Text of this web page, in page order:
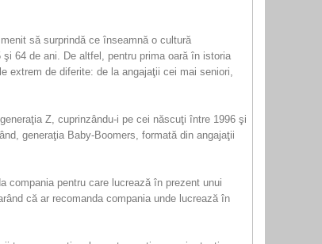
să surprindă ce înseamnă o cultură
64 de ani. De altfel, pentru prima oară în istoria
extrem de diferite: de la angajaţii cei mai seniori,
Z, cuprinzându-i pe cei născuţi între 1996 şi
generaţia Baby-Boomers, formată din angajaţii
compania pentru care lucrează în prezent unui
că ar recomanda compania unde lucrează în